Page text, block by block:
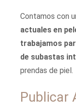
Contamos con
actuales en
trabajamos
de subastas
prendas de piel.
Publicar